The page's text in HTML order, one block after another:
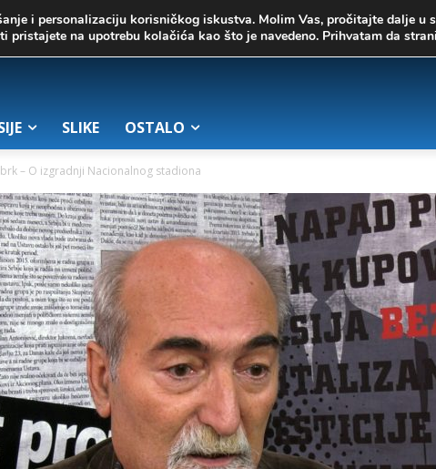
SLIKE OSTALO
– O izgradnji Nacionalnog stadiona
i personalizaciju korisničkog iskustva. Molim Vas, pročitajte dalje
pristajete na upotrebu kolačića kao što je navedeno. Prihvatam da